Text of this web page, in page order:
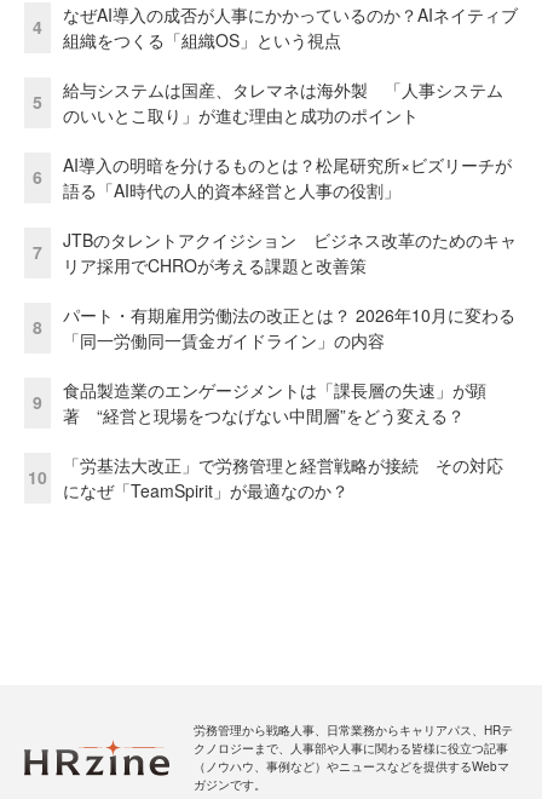
4
なぜAI導入の成否が人事にかかっているのか？AIネイティブ
組織をつくる「組織OS」という視点
5
給与システムは国産、タレマネは海外製 「人事システム
のいいとこ取り」が進む理由と成功のポイント
6
AI導入の明暗を分けるものとは？松尾研究所×ビズリーチが
語る「AI時代の人的資本経営と人事の役割」
7
JTBのタレントアクイジション ビジネス改革のためのキャ
リア採用でCHROが考える課題と改善策
8
パート・有期雇用労働法の改正とは？ 2026年10月に変わる
「同一労働同一賃金ガイドライン」の内容
9
食品製造業のエンゲージメントは「課長層の失速」が顕
著 “経営と現場をつなげない中間層”をどう変える？
10
「労基法大改正」で労務管理と経営戦略が接続 その対応
になぜ「TeamSpirit」が最適なのか？
労務管理から戦略人事、日常業務からキャリアパス、HRテ
クノロジーまで、人事部や人事に関わる皆様に役立つ記事
（ノウハウ、事例など）やニュースなどを提供するWebマ
ガジンです。